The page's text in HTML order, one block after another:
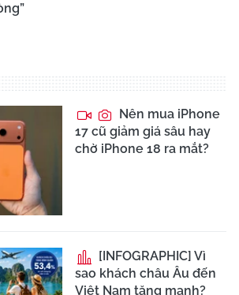
Nên mua iPhone
17 cũ giảm giá sâu hay
chờ iPhone 18 ra mắt?
[INFOGRAPHIC] Vì
sao khách châu Âu đến
Việt Nam tăng mạnh?